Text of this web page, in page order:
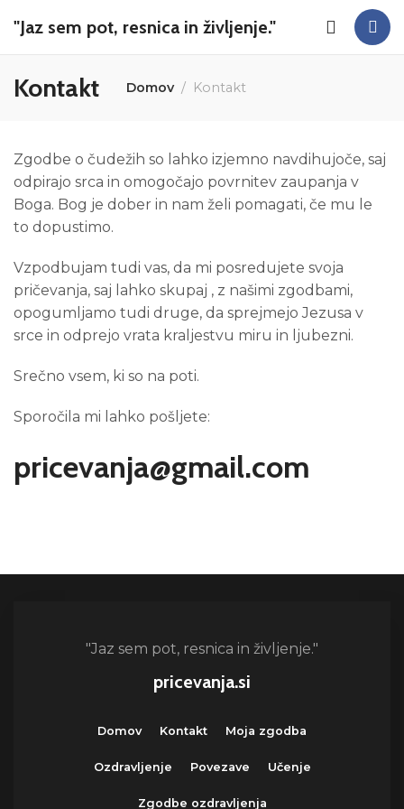
"Jaz sem pot, resnica in življenje."
Kontakt Domov Kontakt
Zgodbe o čudežih so lahko izjemno navdihujoče, saj
odpirajo srca in omogočajo povrnitev zaupanja v
Boga. Bog je dober in nam želi pomagati, če mu le
to dopustimo.
Vzpodbujam tudi vas, da mi posredujete svoja
pričevanja, saj lahko skupaj , z našimi zgodbami,
opogumljamo tudi druge, da sprejmejo Jezusa v
srce in odprejo vrata kraljestvu miru in ljubezni.
Srečno vsem, ki so na poti.
Sporočila mi lahko pošljete:
pricevanja@gmail.com
"Jaz sem pot, resnica in življenje."
pricevanja.si
Domov Kontakt Moja zgodba
Ozdravljenje Povezave Učenje
Zgodbe ozdravljenja